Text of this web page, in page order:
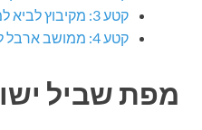
קטע 3: מקיבוץ לביא למושב ארבל
קטע 4: ממושב ארבל לכפר נחום דרך הר האושר
מפת שביל ישו